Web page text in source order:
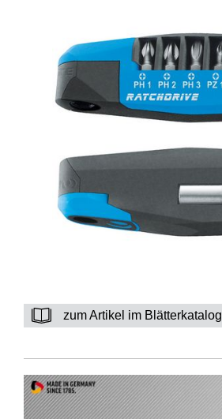
zum Artikel im Blätterkatalog